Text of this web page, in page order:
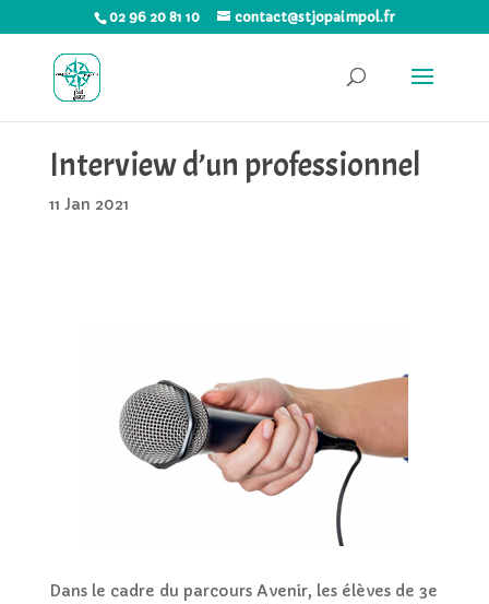
02 96 20 81 10 contact@stjopaimpol.fr
Interview d’un professionnel
11 Jan 2021
Dans le cadre du parcours Avenir, les élèves de 3e